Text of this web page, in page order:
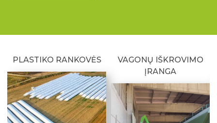
PLASTIKO RANKOVĖS
VAGONŲ IŠKROVIMO
ĮRANGA